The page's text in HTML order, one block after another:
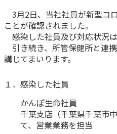
ご契約者さま
マイページ
入院保険金・手術
保険をご検討中のお客
保険をご検討中のお客さ
終身保険
養老保険
法人のお客さま
【まずはご相談ください
ちら
法人のお客さま向け商品
お役立ち情報
かんぽ生命について
3月2日、当社社員が新型コ
ことが確認されました。
感染した社員及び対応状況は
引き続き、所管保健所と連
講じてまいります。
１．感染した社員
かんぽ生命社員
千葉支店（千葉県千葉市
て、営業業務を担当